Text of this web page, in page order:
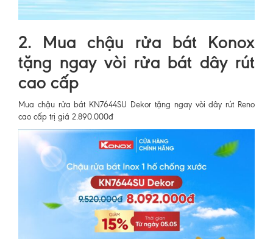
2. Mua chậu rửa bát Konox
tặng ngay vòi rửa bát dây rút
cao cấp
Mua chậu rửa bát KN7644SU Dekor tặng ngay vòi dây rút Reno
cao cấp trị giá 2.890.000đ